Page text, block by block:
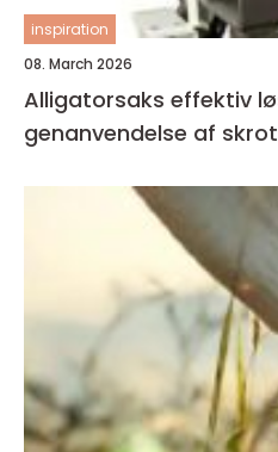
inspiration
08. March 2026
Alligatorsaks effektiv løsning til sortering og
genanvendelse af skrot